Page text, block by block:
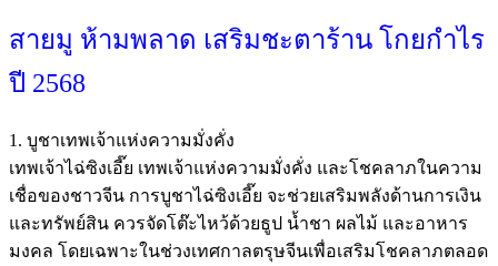
สายมู ห้ามพลาด เสริมชะตาร้าน โกยกำไร
ปี 2568
1. บูชาเทพเจ้าแห่งความมั่งคั่ง
เทพเจ้าไฉ่ซิงเอี๊ย เทพเจ้าแห่งความมั่งคั่ง และโชคลาภในความ
เชื่อของชาวจีน การบูชาไฉ่ซิงเอี๊ย จะช่วยเสริมพลังด้านการเงิน
และทรัพย์สิน ควรจัดโต๊ะไหว้ด้วยธูป น้ำชา ผลไม้ และอาหาร
มงคล โดยเฉพาะในช่วงเทศกาลตรุษจีนเพื่อเสริมโชคลาภตลอด